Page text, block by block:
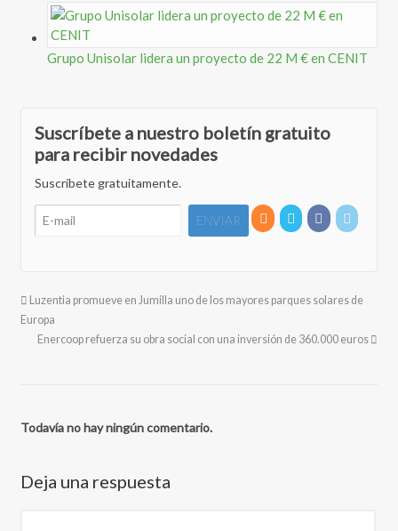
Grupo Unisolar lidera un proyecto de 22 M € en CENIT
Suscríbete a nuestro boletín gratuito
para recibir novedades
Suscríbete gratuitamente.
Luzentia promueve en Jumilla uno de los mayores parques solares de
Europa
Enercoop refuerza su obra social con una inversión de 360.000 euros
Todavía no hay ningún comentario.
Deja una respuesta